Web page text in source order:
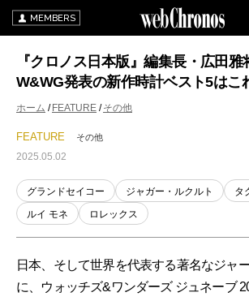
MEMBERS
『クロノス日本版』編集長・広田雅
W&WG発表の新作時計ベスト5はこ
ホーム FEATURE その他
FEATURE その他
2025.05.02
グランドセイコー ジャガー・ルクルト
タ
ルイ モネ
ロレックス
日本、そして世界を代表する著名なジャ
に、ウォッチズ&ワンダーズ ジュネーブ